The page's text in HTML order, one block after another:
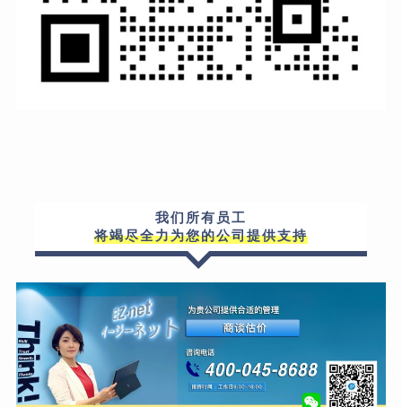
我们所有员工
将竭尽全力为您的公司提供支持